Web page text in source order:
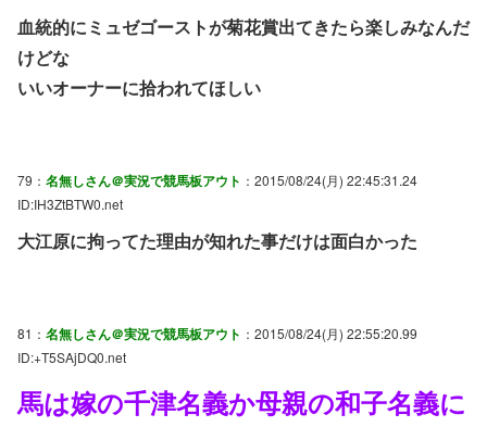
血統的にミュゼゴーストが菊花賞出てきたら楽しみなんだ
けどな
いいオーナーに拾われてほしい
79： 名無しさん＠実況で競馬板アウト ：2015/08/24(月) 22:45:31.24
ID:IH3ZtBTW0.net
大江原に拘ってた理由が知れた事だけは面白かった
81： 名無しさん＠実況で競馬板アウト ：2015/08/24(月) 22:55:20.99
ID:+T5SAjDQ0.net
馬は嫁の千津名義か母親の和子名義に